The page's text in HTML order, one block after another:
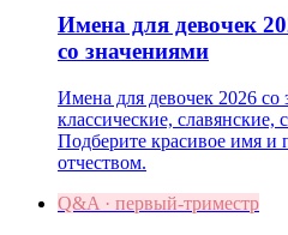
Имена для девочек
со значениями
Имена для девочек 2026
классические, славянские,
Подберите красивое имя и
отчеством.
Q&A · первый-триместр